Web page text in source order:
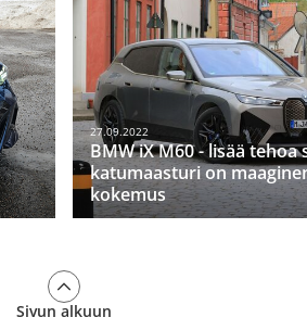
27.09.2022
BMW iX M60 - lisää tehoa
katumaasturi on
kokemus
Sivun alkuun